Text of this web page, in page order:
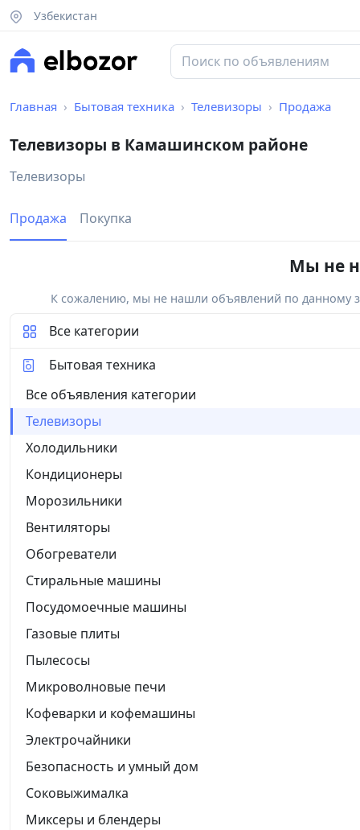
Узбекистан
Главная Бытовая техника Телевизоры Продажа
Телевизоры в Камашинском районе
Телевизоры
Продажа Покупка
Мы не
К сожалению, мы не нашли объявлений по данному
Все категории
Бытовая техника
Все объявления категории
Телевизоры
Холодильники
Кондиционеры
Морозильники
Вентиляторы
Обогреватели
Стиральные машины
Посудомоечные машины
Газовые плиты
Пылесосы
Микроволновые печи
Кофеварки и кофемашины
Электрочайники
Безопасность и умный дом
Соковыжималка
Миксеры и блендеры